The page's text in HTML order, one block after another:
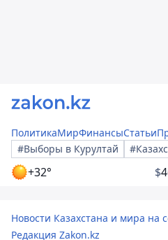
ПолитикаМирФинансыСтатьи
#Выборы в Курултай
+32° $
Новости Казахстана и мира на
Редакция Zakon.kz